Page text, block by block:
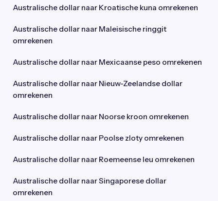
Australische dollar naar Kroatische kuna omrekenen
Australische dollar naar Maleisische ringgit
omrekenen
Australische dollar naar Mexicaanse peso omrekenen
Australische dollar naar Nieuw-Zeelandse dollar
omrekenen
Australische dollar naar Noorse kroon omrekenen
Australische dollar naar Poolse zloty omrekenen
Australische dollar naar Roemeense leu omrekenen
Australische dollar naar Singaporese dollar
omrekenen